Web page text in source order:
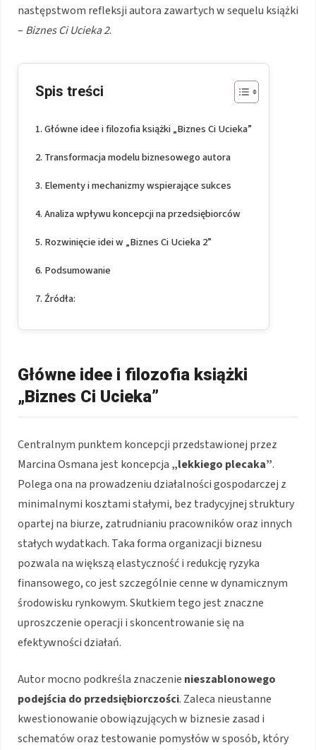
następstwom refleksji autora zawartych w sequelu książki
– Biznes Ci Ucieka 2.
Spis treści
Główne idee i filozofia książki „Biznes Ci Ucieka”
Transformacja modelu biznesowego autora
Elementy i mechanizmy wspierające sukces
Analiza wpływu koncepcji na przedsiębiorców
Rozwinięcie idei w „Biznes Ci Ucieka 2”
Podsumowanie
Źródła:
Główne idee i filozofia książki
„Biznes Ci Ucieka”
Centralnym punktem koncepcji przedstawionej przez
Marcina Osmana jest koncepcja „lekkiego plecaka”.
Polega ona na prowadzeniu działalności gospodarczej z
minimalnymi kosztami stałymi, bez tradycyjnej struktury
opartej na biurze, zatrudnianiu pracowników oraz innych
stałych wydatkach. Taka forma organizacji biznesu
pozwala na większą elastyczność i redukcję ryzyka
finansowego, co jest szczególnie cenne w dynamicznym
środowisku rynkowym. Skutkiem tego jest znaczne
uproszczenie operacji i skoncentrowanie się na
efektywności działań.
Autor mocno podkreśla znaczenie nieszablonowego
podejścia do przedsiębiorczości. Zaleca nieustanne
kwestionowanie obowiązujących w biznesie zasad i
schematów oraz testowanie pomysłów w sposób, który